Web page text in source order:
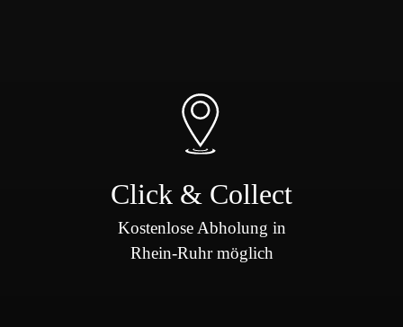
Click & Collect
Kostenlose Abholung in
Rhein-Ruhr möglich